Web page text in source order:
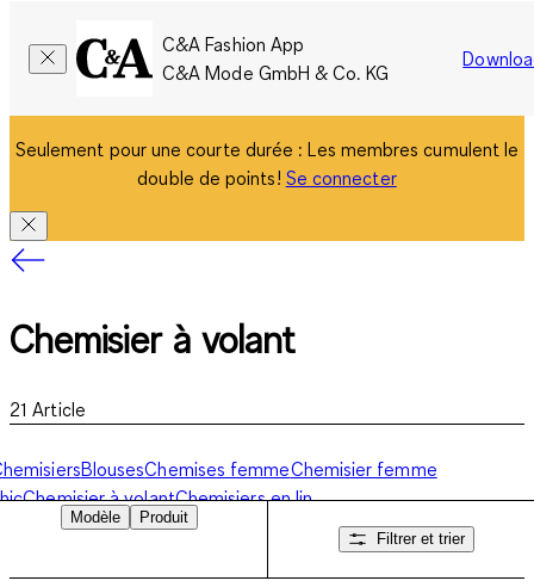
C&A Fashion App
C&A Mode GmbH & Co. KG
Seulement pour une courte durée : Les membres cumulent le
double de points! Se connecter
Chemisier à volant
21 Article
BlousesChemises femmeChemisier femme
Chemisier à volantChemisiers en lin
Modèle
Produit
Filtrer et trier